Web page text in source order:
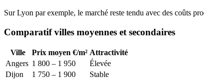
Sur Lyon par exemple, le marché reste tendu avec des coûts
Comparatif villes moyennes et secondaires
Ville Prix moyen €/m² Attractivité
Angers 1 800 – 1 950
Élevée
Dijon
1 750 – 1 900
Stable